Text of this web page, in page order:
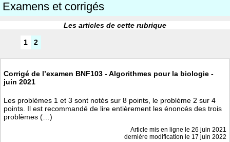
Examens et corrigés
Les articles de cette rubrique
1 2
Corrigé de l’examen BNF103 - Algorithmes pour la biologie -
juin 2021
Les problèmes 1 et 3 sont notés sur 8 points, le problème 2 sur 4
points. Il est recommandé de lire entièrement les énoncés des trois
problèmes (…)
Article mis en ligne le 26 juin 2021
dernière modification le 17 juin 2022